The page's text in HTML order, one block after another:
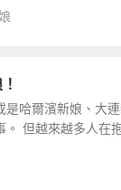
哈爾濱新娘、大
但越來越多人在